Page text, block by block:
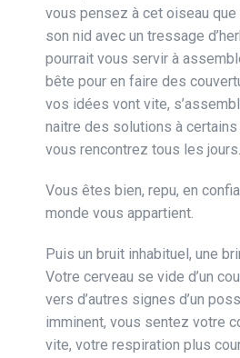
vous pensez à cet oiseau
son nid avec un tressage
pourrait vous servir à
bête pour en faire des
vos idées vont vite,
naitre des solutions à
vous rencontrez tous les jours.
Vous êtes bien, repu, en
monde vous appartient.
Puis un bruit inhabituel, une
Votre cerveau se vide d’un
vers d’autres signes d’un
imminent, vous sentez votre
vite, votre respiration plus